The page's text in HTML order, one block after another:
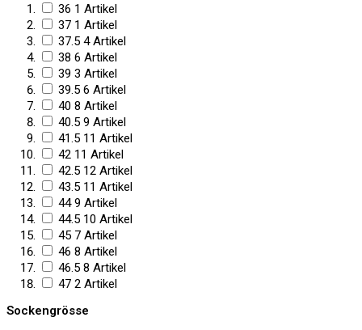
36 1 Artikel
37 1 Artikel
37.5 4Artikel
38 6 Artikel
39 3 Artikel
39.5 6 Artikel
40 8 Artikel
40.5 9 Artikel
41.5 11 Artikel
42 11 Artikel
42.5 12 Artikel
43.5 11 Artikel
44 9 Artikel
44.5 10 Artikel
45 7 Artikel
46 8 Artikel
46.5 8 Artikel
47 2 Artikel
Sockengrösse